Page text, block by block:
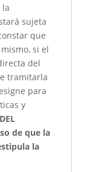
la
sujeta
que
si el
del
tramitarla
para
y
de que la
la